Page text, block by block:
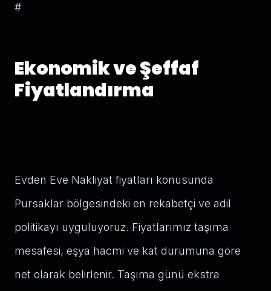
#
Ekonomik ve Şeffaf
Fiyatlandırma
Evden Eve Nakliyat fiyatları konusunda
Pursaklar bölgesindeki en rekabetçi ve adil
politikayı uyguluyoruz. Fiyatlarımız taşıma
mesafesi, eşya hacmi ve kat durumuna göre
net olarak belirlenir. Taşıma günü ekstra